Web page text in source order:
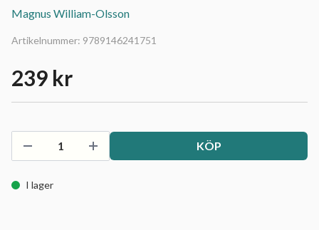
Magnus William-Olsson
Artikelnummer: 9789146241751
239 kr
KÖP
I lager